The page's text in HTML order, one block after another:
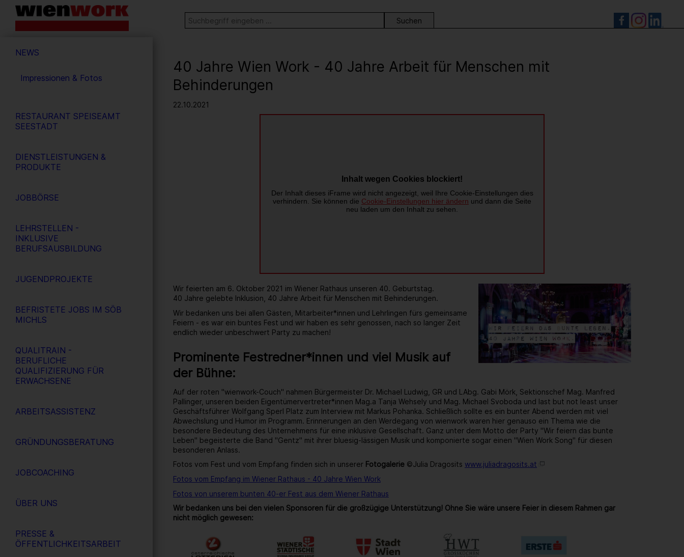
Barrierefreie
Bedienung
Webseite
Stichwortsuche
SUCHE
NEWS
Impressionen & Fotos
RESTAURANT SPEISEAMT
SEESTADT
DIENSTLEISTUNGEN &
PRODUKTE
JOBBÖRSE
LEHRSTELLEN -
INKLUSIVE
BERUFSAUSBILDUNG
JUGENDPROJEKTE
BEFRISTETE JOBS IM SÖB
MICHLS
QUALITRAIN -
BERUFLICHE
QUALIFIZIERUNG FÜR
ERWACHSENE
ARBEITSASSISTENZ
GRÜNDUNGSBERATUNG
JOBCOACHING
ÜBER UNS
PRESSE &
ÖFFENTLICHKEITSARBEIT
40 Jahre Wien Work - 40 Jahre Arbeit für Menschen mit
Behinderungen
22.10.2021
Wir feierten am 6. Oktober 2021 im Wiener Rathaus unseren 40. Geburtstag.
40 Jahre gelebte Inklusion, 40 Jahre Arbeit für Menschen mit Behinderungen.
Wir bedanken uns bei allen Gästen, Mitarbeiter*innen und Lehrlingen fürs gemeinsame
Feiern - es war ein buntes Fest und wir haben es sehr genossen, nach so langer Zeit
endlich wieder unbeschwert Party zu machen!
Prominente Festredner*innen und viel Musik auf
der Bühne:
Auf der roten "wienwork-Couch" nahmen Bürgermeister Dr. Michael Ludwig, GR und LAbg. Gabi Mörk, Sektionschef Mag. Manfred
Pallinger, unseren beiden Eigentümervertreter*innen Mag.a Tanja Wehsely und Mag. Michael Svoboda und last but not least unser
Geschäftsführer Wolfgang Sperl Platz zum Interview mit Markus Pohanka. Schließlich sollte es ein bunter Abend werden mit viel
Abwechslung und Humor im Programm. Erinnerungen an den Werdegang von wienwork waren hier genauso ein Thema wie die
besondere Bedeutung des Unternehmens für eine inklusive Gesellschaft. Ganz unter dem Motto der Party "Wir feiern das bunte
Leben" begeisterte die Band "Gentz" mit ihrer bluesig-lässigen Musik und komponierte sogar einen "Wien Work Song" für diesen
besonderen Anlass.
Fotos vom Fest und vom Empfang finden sich in unserer Fotogalerie ©Julia Dragosits www.juliadragosits.at
Fotos vom Empfang im Wiener Rathaus - 40 Jahre Wien Work
Fotos von unserem bunten 40-er Fest aus dem Wiener Rathaus
Wir bedanken uns bei den vielen Sponsoren für die großzügige Unterstützung! Ohne Sie wäre unsere Feier in diesem Rahmen gar
nicht möglich gewesen: